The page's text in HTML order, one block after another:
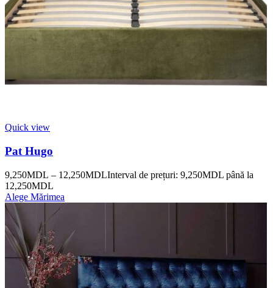
Quick view
Pat Hugo
9,250MDL – 12,250MDLInterval de prețuri: 9,250MDL până la
12,250MDL
Alege Mărimea